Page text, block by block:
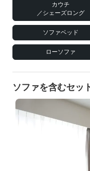
カウチ
／シェーズロング
ソファベッド
ローソファ
ソファを含むセッ